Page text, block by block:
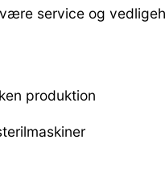
service og
produktion